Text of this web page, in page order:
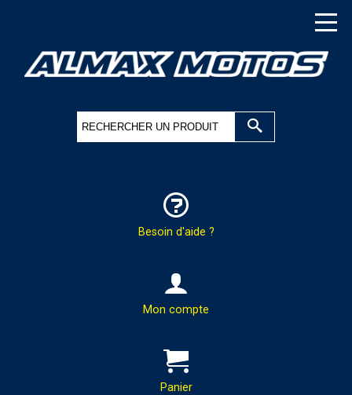
Besoin d'aide ?
HOTLINE & COMMANDES
PAR TÉLÉPHONE :
PAR MAIL :
Contactez-nous pour toutes
demandes de renseignements
Mon compte
Panier